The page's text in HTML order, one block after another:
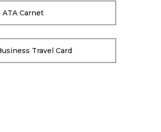
ATA Carnet
Travel Card